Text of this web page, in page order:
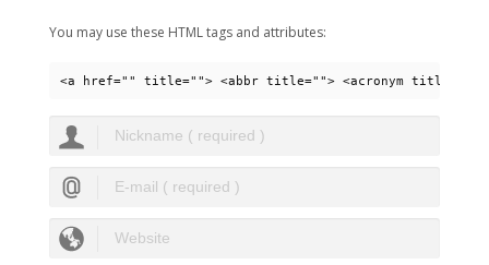
You may use these HTML tags and attributes:
<a href="" title=""> <abbr title=""> <acronym title="">